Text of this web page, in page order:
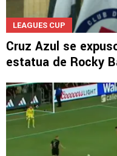
Cruz Azul se
estatua de Rocky